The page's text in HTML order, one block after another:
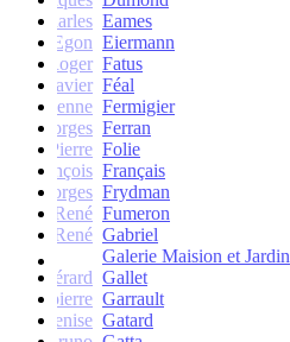
Charles Eames
Egon Eiermann
Roger Fatus
Xavier Féal
Etienne Fermigier
Georges Ferran
Pierre Folie
François Français
Georges Frydman
René Fumeron
René Gabriel
Galerie Maision et Jardin
Gérard Gallet
Jean-pierre Garrault
Denise Gatard